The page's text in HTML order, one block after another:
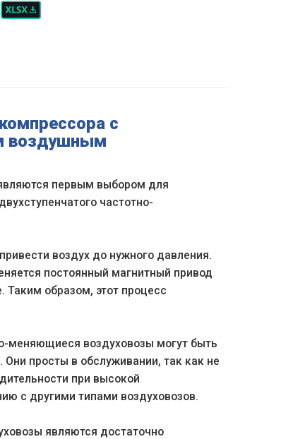
с
воздушным
первым выбором для
частотно-
воздух до нужного давления.
постоянный магнитный привод
образом, этот процесс
меняющиеся воздуховозы могут быть
просты в обслуживании, так как не
при высокой
с другими типами воздуховозов.
являются достаточно